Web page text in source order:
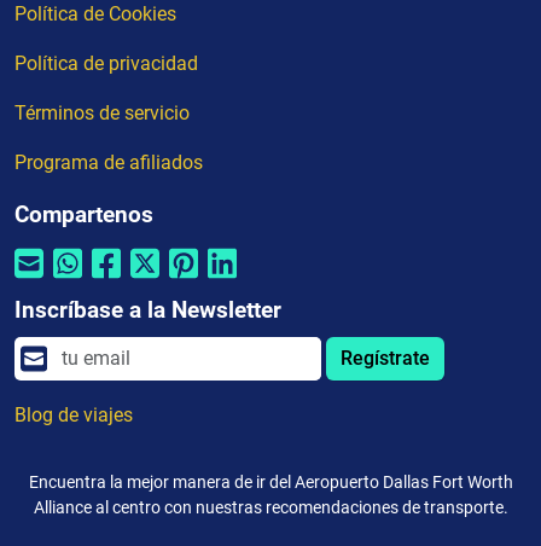
Política de Cookies
Política de privacidad
Términos de servicio
Programa de afiliados
Compartenos
Inscríbase a la Newsletter
Regístrate
Blog de viajes
Encuentra la mejor manera de ir del Aeropuerto Dallas Fort Worth
Alliance al centro con nuestras recomendaciones de transporte.